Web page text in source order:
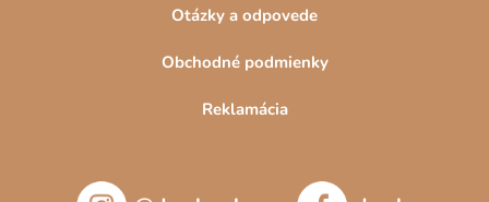
Otázky a odpovede
Obchodné podmienky
Reklamácia